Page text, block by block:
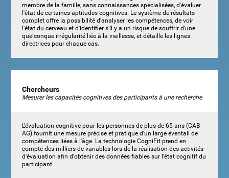
membre de la famille, sans connaissances spécialisées, d'évaluer
l'état de certaines aptitudes cognitives. Le système de résultats
complet offre la possibilité d'analyser les compétences, de voir
l'état du cerveau et d'identifier s'il y a un risque de souffrir d'une
quelconque irrégularité liée à la vieillesse, et détaille les lignes
directrices pour chaque cas.
Chercheurs
Mesurer les capacités cognitives des participants à une recherche
L'évaluation cognitive pour les personnes de plus de 65 ans (CAB-
AG) fournit une mesure précise et pratique d'un large éventail de
compétences liées à l'âge. La technologie CogniFit prend en
compte des milliers de variables lors de la réalisation des activités
d'évaluation afin d'obtenir des données fiables sur l'état cognitif du
participant.